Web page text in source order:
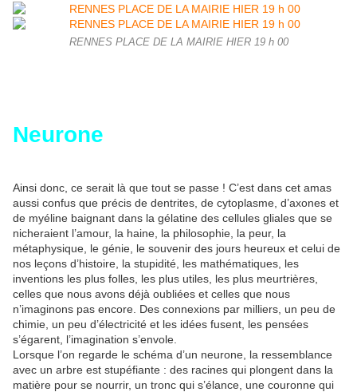
RENNES PLACE DE LA MAIRIE HIER 19 h 00
Neurone
Ainsi donc, ce serait là que tout se passe ! C’est dans cet amas
aussi confus que précis de dentrites, de cytoplasme, d’axones et
de myéline baignant dans la gélatine des cellules gliales que se
nicheraient l’amour, la haine, la philosophie, la peur, la
métaphysique, le génie, le souvenir des jours heureux et celui de
nos leçons d’histoire, la stupidité, les mathématiques, les
inventions les plus folles, les plus utiles, les plus meurtrières,
celles que nous avons déjà oubliées et celles que nous
n’imaginons pas encore. Des connexions par milliers, un peu de
chimie, un peu d’électricité et les idées fusent, les pensées
s’égarent, l’imagination s’envole.
Lorsque l’on regarde le schéma d’un neurone, la ressemblance
avec un arbre est stupéfiante : des racines qui plongent dans la
matière pour se nourrir, un tronc qui s’élance, une couronne qui